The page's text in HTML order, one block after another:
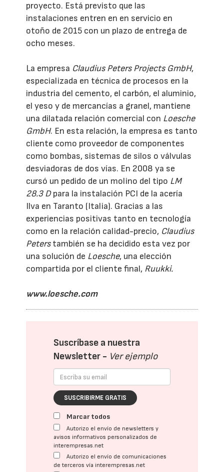
proyecto. Está previsto que las
instalaciones entren en en servicio en
otoño de 2015 con un plazo de entrega de
ocho meses.
La empresa Claudius Peters Projects GmbH,
especializada en técnica de procesos en la
industria del cemento, el carbón, el aluminio,
el yeso y de mercancías a granel, mantiene
una dilatada relación comercial con Loesche
GmbH. En esta relación, la empresa es tanto
cliente como proveedor de componentes
como bombas, sistemas de silos o válvulas
desviadoras de dos vías. En 2008 ya se
cursó un pedido de un molino del tipo LM
28.3 Dpara la instalación PCI de la acería
Ilva en Taranto (Italia). Gracias a las
experiencias positivas tanto en tecnología
como en la relación calidad-precio, Claudius
Peterstambién se ha decidido esta vez por
una solución de Loesche, una elección
compartida por el cliente final, Ruukki.
www.loesche.com
Suscríbase a nuestra
Newsletter - Ver ejemplo
SUSCRIBIRME GRATIS
Marcar todos
Autorizo el envío de newsletters y
avisos informativos personalizados de
interempresas.net
Autorizo el envío de comunicaciones
de terceros vía interempresas.net